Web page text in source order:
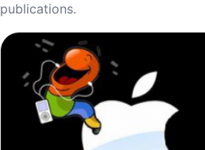
publications.